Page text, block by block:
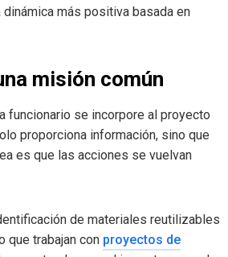
dinámica más positiva basada en
misión común
funcionario se incorpore al proyecto
proporciona información, sino que
es que las acciones se vuelvan
de materiales reutilizables
que trabajan con proyectos de